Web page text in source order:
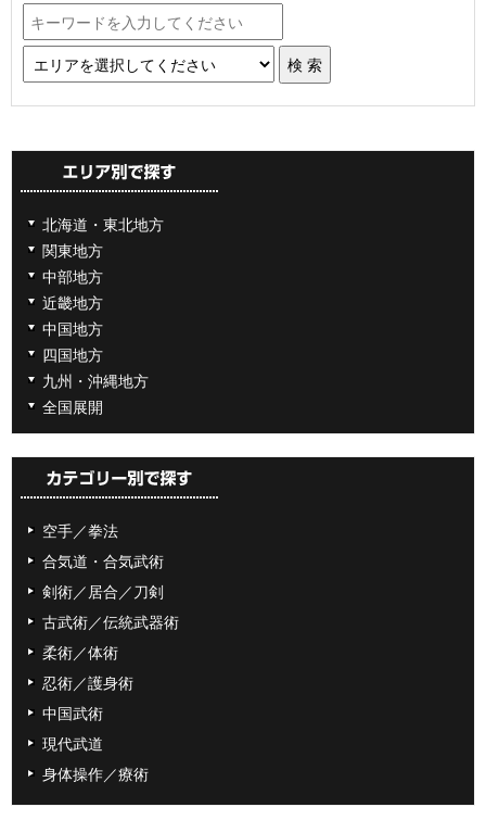
北海道・東北地方
関東地方
中部地方
近畿地方
中国地方
四国地方
九州・沖縄地方
全国展開
空手／拳法
合気道・合気武術
剣術／居合／刀剣
古武術／伝統武器術
柔術／体術
忍術／護身術
中国武術
現代武道
身体操作／療術